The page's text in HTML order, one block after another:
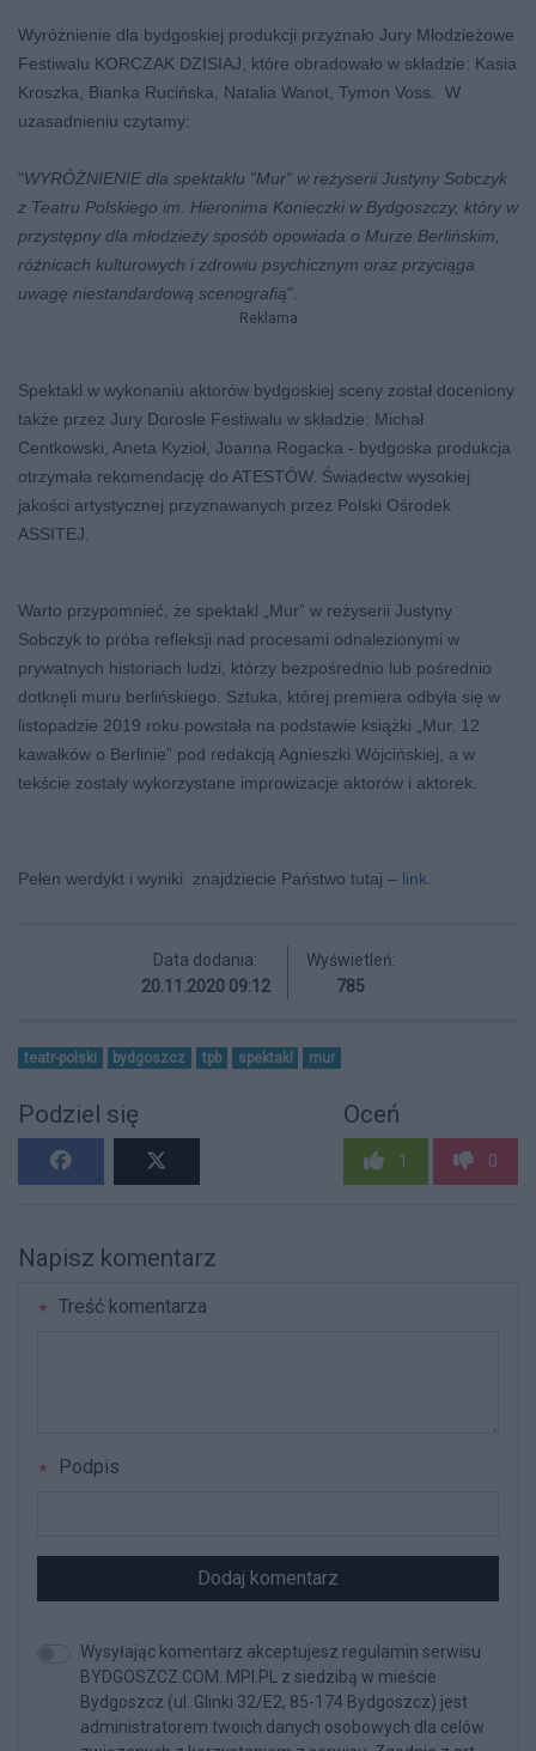
Wyróżnienie dla bydgoskiej produkcji przyznało Jury Młodzieżowe
Festiwalu KORCZAK DZISIAJ, które obradowało w składzie: Kasia
Kroszka, Bianka Rucińska, Natalia Wanot, Tymon Voss. W
uzasadnieniu czytamy:
"WYRÓŻNIENIE dla spektaklu ”Mur” w reżyserii Justyny Sobczyk
z Teatru Polskiego im. Hieronima Konieczki w Bydgoszczy, który w
przystępny dla młodzieży sposób opowiada o Murze Berlińskim,
różnicach kulturowych i zdrowiu psychicznym oraz przyciąga
uwagę niestandardową scenografią".
Reklama
Spektakl w wykonaniu aktorów bydgoskiej sceny został doceniony
także przez Jury Dorosłe Festiwalu w składzie: Michał
Centkowski, Aneta Kyzioł, Joanna Rogacka - bydgoska produkcja
otrzymała rekomendację do ATESTÓW. Świadectw wysokiej
jakości artystycznej przyznawanych przez Polski Ośrodek
ASSITEJ.
Warto przypomnieć, że spektakl „Mur” w reżyserii Justyny
Sobczyk to próba refleksji nad procesami odnalezionymi w
prywatnych historiach ludzi, którzy bezpośrednio lub pośrednio
dotknęli muru berlińskiego. Sztuka, której premiera odbyła się w
listopadzie 2019 roku powstała na podstawie książki „Mur. 12
kawałków o Berlinie” pod redakcją Agnieszki Wójcińskiej, a w
tekście zostały wykorzystane improwizacje aktorów i aktorek.
Pełen werdykt i wyniki znajdziecie Państwo tutaj – link.
Data dodania:
20.11.2020 09:12
Wyświetleń:
785
teatr-polski bydgoszcz tpb spektakl mur
Podziel się Oceń
1 0
Napisz komentarz
Treść komentarza
Podpis
Dodaj komentarz
Wysyłając komentarz akceptujesz regulamin serwisu
BYDGOSZCZ.COM. MPI.PL z siedzibą w mieście
Bydgoszcz (ul. Glinki 32/E2, 85-174 Bydgoszcz) jest
administratorem twoich danych osobowych dla celów